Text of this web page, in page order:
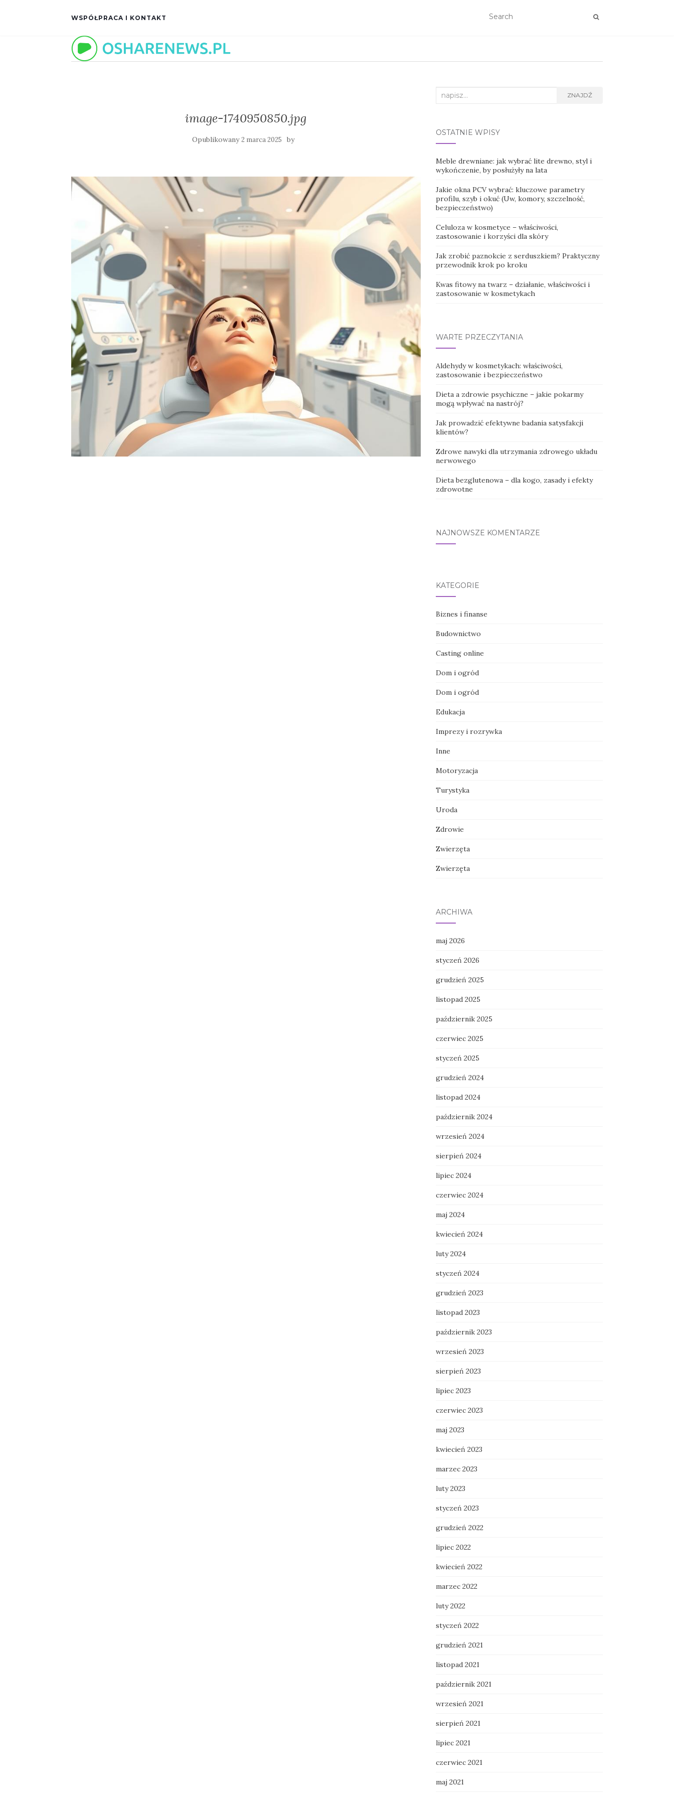
WSPÓŁPRACA I KONTAKT
image-1740950850.jpg
Opublikowany2 marca 2025 by
Search
ZNAJDŹ
OSTATNIE WPISY
Meble drewniane: jak wybrać lite drewno, styl i
wykończenie, by posłużyły na lata
Jakie okna PCV wybrać: kluczowe parametry
profilu, szyb i okuć (Uw, komory, szczelność,
bezpieczeństwo)
Celuloza w kosmetyce – właściwości,
zastosowanie i korzyści dla skóry
Jak zrobić paznokcie z serduszkiem? Praktyczny
przewodnik krok po kroku
Kwas fitowy na twarz – działanie, właściwości i
zastosowanie w kosmetykach
WARTE PRZECZYTANIA
Aldehydy w kosmetykach: właściwości,
zastosowanie i bezpieczeństwo
Dieta a zdrowie psychiczne – jakie pokarmy
mogą wpływać na nastrój?
Jak prowadzić efektywne badania satysfakcji
klientów?
Zdrowe nawyki dla utrzymania zdrowego układu
nerwowego
Dieta bezglutenowa – dla kogo, zasady i efekty
zdrowotne
NAJNOWSZE KOMENTARZE
KATEGORIE
Biznes i finanse
Budownictwo
Casting online
Dom i ogród
Dom i ogród
Edukacja
Imprezy i rozrywka
Inne
Motoryzacja
Turystyka
Uroda
Zdrowie
Zwierzęta
Zwierzęta
ARCHIWA
maj 2026
styczeń 2026
grudzień 2025
listopad 2025
październik 2025
czerwiec 2025
styczeń 2025
grudzień 2024
listopad 2024
październik 2024
wrzesień 2024
sierpień 2024
lipiec 2024
czerwiec 2024
maj 2024
kwiecień 2024
luty 2024
styczeń 2024
grudzień 2023
listopad 2023
październik 2023
wrzesień 2023
sierpień 2023
lipiec 2023
czerwiec 2023
maj 2023
kwiecień 2023
marzec 2023
luty 2023
styczeń 2023
grudzień 2022
lipiec 2022
kwiecień 2022
marzec 2022
luty 2022
styczeń 2022
grudzień 2021
listopad 2021
październik 2021
wrzesień 2021
sierpień 2021
lipiec 2021
czerwiec 2021
maj 2021